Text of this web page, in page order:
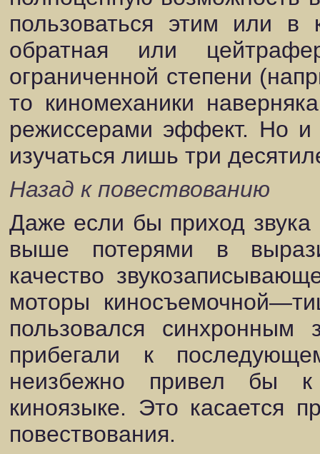
пользоваться этим или в
обратная или
ограниченной степени
то киномеханики
режиссерами эффект. Но и
изучаться лишь три
Назад к повествованию
Даже если бы приход
выше потерями в
качество
моторы
пользовался
прибегали к
неизбежно привел бы
киноязыке. Это касается
повествования.